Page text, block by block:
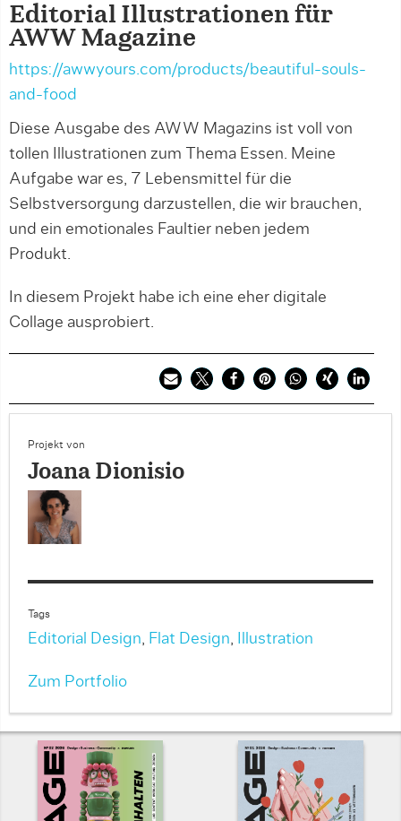
Editorial Illustrationen für
AWW Magazine
https://awwyours.com/products/beautiful-souls-
and-food
Diese Ausgabe des AWW Magazins ist voll von
tollen Illustrationen zum Thema Essen. Meine
Aufgabe war es, 7 Lebensmittel für die
Selbstversorgung darzustellen, die wir brauchen,
und ein emotionales Faultier neben jedem
Produkt.
In diesem Projekt habe ich eine eher digitale
Collage ausprobiert.
Projekt von
Joana Dionisio
Tags
Editorial Design, Flat Design, Illustration
Zum Portfolio